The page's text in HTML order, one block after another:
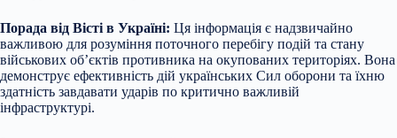
Порада від Вісті в Україні: Ця інформація є надзвичайно
важливою для розуміння поточного перебігу подій та стану
військових об’єктів противника на окупованих територіях. Вона
демонструє ефективність дій українських Сил оборони та їхню
здатність завдавати ударів по критично важливій
інфраструктурі.